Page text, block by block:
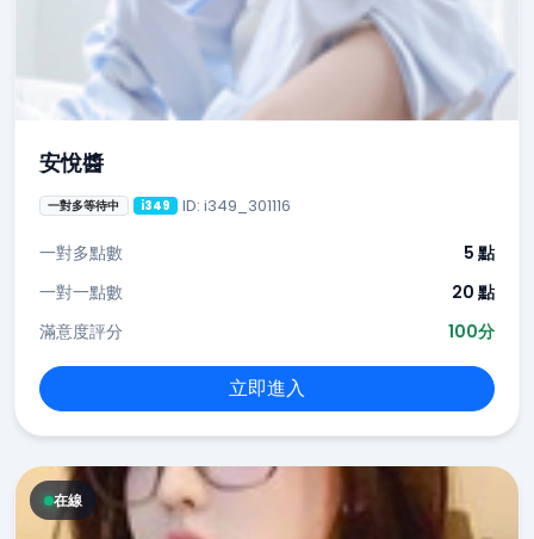
安悅醬
一對多等待中 i349 ID: i349_301116
一對多點數
5 點
一對一點數
20 點
滿意度評分
100分
立即進入
在線